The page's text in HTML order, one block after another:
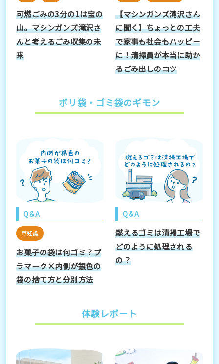
可燃ごみの3分の1は宝の
山。マシンガンズ滝沢さ
んと考えるごみ収集の未
来
【マシンガンズ滝沢さん
に聞く】ちょっとの工夫
で家事も社会もハッピー
に！清掃員が本当に助か
るごみ出しのコツ
ポリ袋・ゴミ袋のギモン
Q＆A
豆知識
お菓子の袋は何ゴミ？プ
ラマーク×内側が銀色の
袋の捨て方と分別方法
Q＆A
燃えるゴミは清掃工場で
どのように処理される
の？
体験レポート